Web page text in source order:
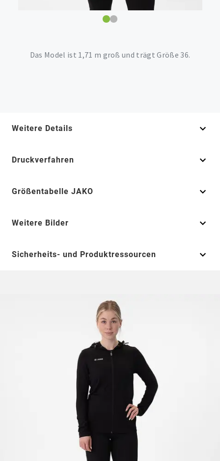
Das Model ist 1,71 m groß und trägt Größe 36.
Weitere Details
Druckverfahren
Größentabelle JAKO
Weitere Bilder
Sicherheits- und Produktressourcen